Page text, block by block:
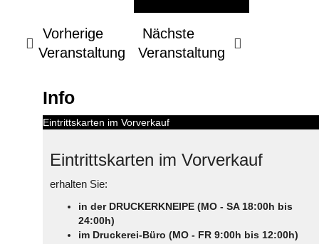
Vorherige
Veranstaltung
Nächste
Veranstaltung
Info
Eintrittskarten im Vorverkauf
Eintrittskarten im Vorverkauf
erhalten Sie:
in der DRUCKERKNEIPE (MO - SA 18:00h bis
24:00h)
im Druckerei-Büro (MO - FR 9:00h bis 12:00h)